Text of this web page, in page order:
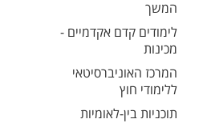
המשך
לימודים קדם אקדמיים -
מכינות
המרכז האוניברסיטאי
ללימודי חוץ
תוכניות בין-לאומיות